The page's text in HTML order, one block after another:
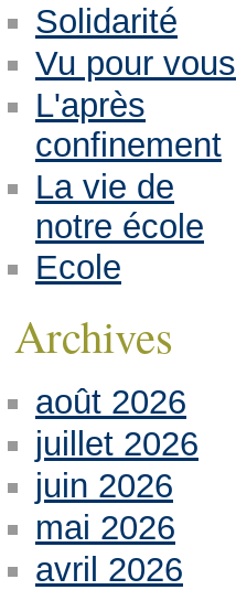
Solidarité
Vu pour vous
L'après
confinement
La vie de
notre école
Ecole
Archives
août 2026
juillet 2026
juin 2026
mai 2026
avril 2026